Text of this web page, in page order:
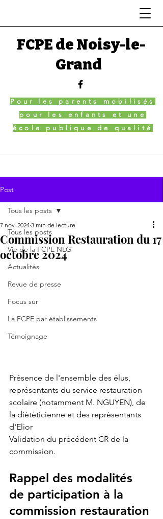
FCPE de Noisy-le-
Grand
Pour les parents mobilisés
pour les enfants et une
école publique de qualité
Post
Tous les posts
Vie de la FCPE NLG
Actualités
Revue de presse
Focus sur
La FCPE par établissements
Témoignage
Tous les posts
Commission Restauration du 17
octobre 2024
7 nov. 2024 3 min de lecture
Présence de l'ensemble des élus,
représentants du service restauration
scolaire (notamment M. NGUYEN), de
la diététicienne et des représentants
d'Elior
Validation du précédent CR de la
commission.
Rappel des modalités
de participation à la
commission restauration